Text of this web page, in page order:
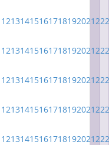
1213141516171819202122
1213141516171819202122
1213141516171819202122
1213141516171819202122
1213141516171819202122